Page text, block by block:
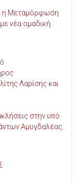
η Μεταμόρφωση
νέα ομαδική
Λαρίσης και
στην υπό
Αμυγδαλέας.